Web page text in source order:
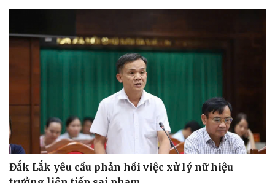
Đắk Lắk yêu cầu phản hồi việc xử lý nữ hiệu